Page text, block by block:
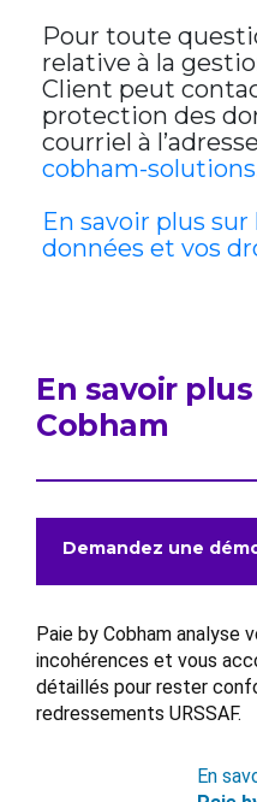
Pour toute
relative à la
Client peut
protection des
courriel à
cobham-
En savoir plus
données et vos
En savoir
Cobham
Demandez une
Paie by Cobham analyse
incohérences et vous
détaillés pour rester
redressements URSSAF.
En